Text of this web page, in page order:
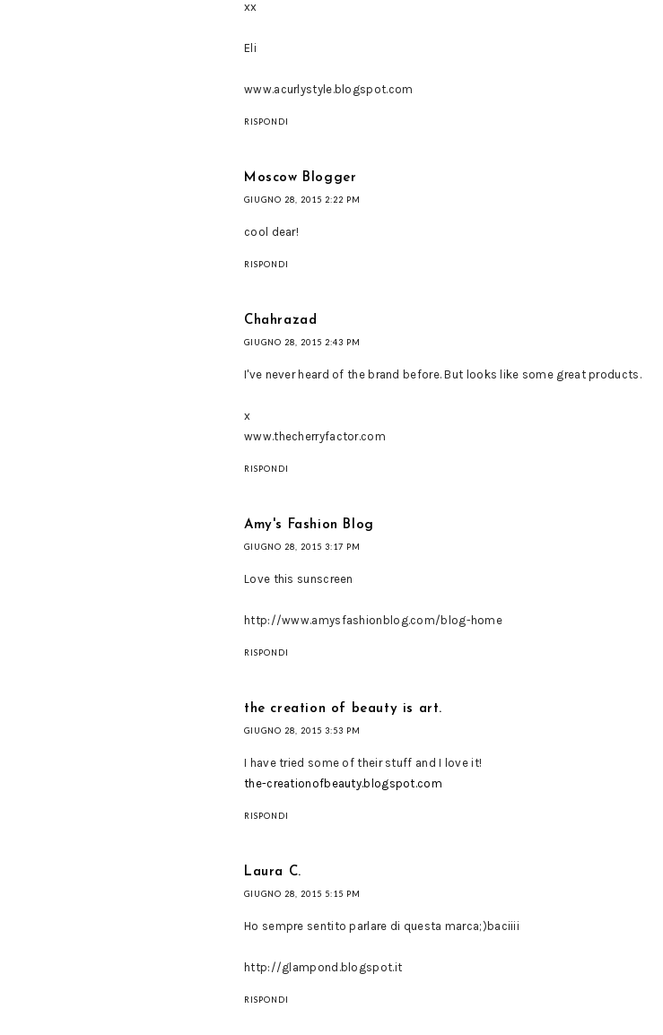
xx
Eli
www.acurlystyle.blogspot.com
RISPONDI
Moscow Blogger
GIUGNO 28, 2015 2:22 PM
cool dear!
RISPONDI
Chahrazad
GIUGNO 28, 2015 2:43 PM
I've never heard of the brand before. But looks like some great products.
x
www.thecherryfactor.com
RISPONDI
Amy's Fashion Blog
GIUGNO 28, 2015 3:17 PM
Love this sunscreen
http://www.amysfashionblog.com/blog-home
RISPONDI
the creation of beauty is art.
GIUGNO 28, 2015 3:53 PM
I have tried some of their stuff and I love it!
the-creationofbeauty.blogspot.com
RISPONDI
Laura C.
GIUGNO 28, 2015 5:15 PM
Ho sempre sentito parlare di questa marca;)baciiii
http://glampond.blogspot.it
RISPONDI